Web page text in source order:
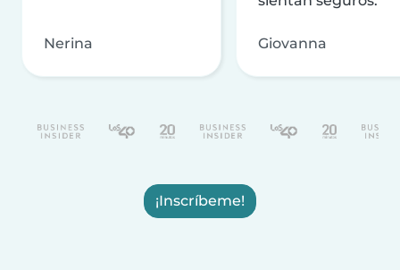
Nerina Giovanna
¡Inscríbeme!